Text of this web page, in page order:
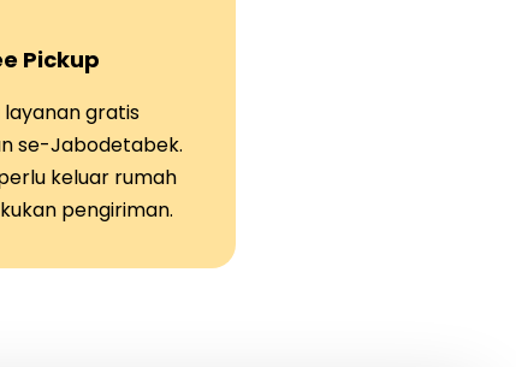
Pickup
layanan gratis
se-Jabodetabek.
keluar rumah
pengiriman.